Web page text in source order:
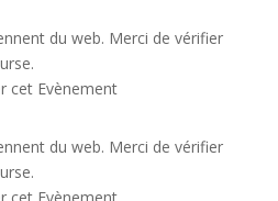
du web. Merci de vérifier
cet Evènement
du web. Merci de vérifier